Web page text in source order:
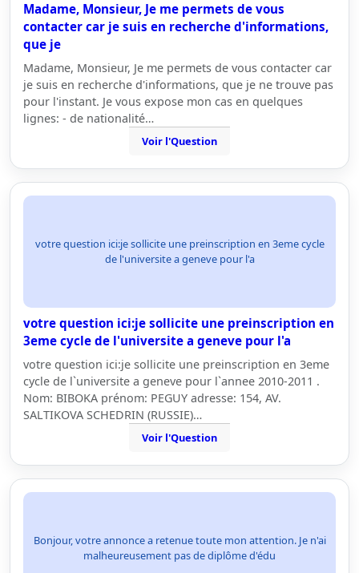
Madame, Monsieur, Je me permets de vous
contacter car je suis en recherche d'informations,
que je
Madame, Monsieur, Je me permets de vous contacter car
je suis en recherche d'informations, que je ne trouve pas
pour l'instant. Je vous expose mon cas en quelques
lignes: - de nationalité…
Voir l'Question
votre question ici:je sollicite une preinscription en 3eme cycle
de l'universite a geneve pour l'a
votre question ici:je sollicite une preinscription en
3eme cycle de l'universite a geneve pour l'a
votre question ici:je sollicite une preinscription en 3eme
cycle de l`universite a geneve pour l`annee 2010-2011 .
Nom: BIBOKA prénom: PEGUY adresse: 154, AV.
SALTIKOVA SCHEDRIN (RUSSIE)…
Voir l'Question
Bonjour, votre annonce a retenue toute mon attention. Je n'ai
malheureusement pas de diplôme d'édu